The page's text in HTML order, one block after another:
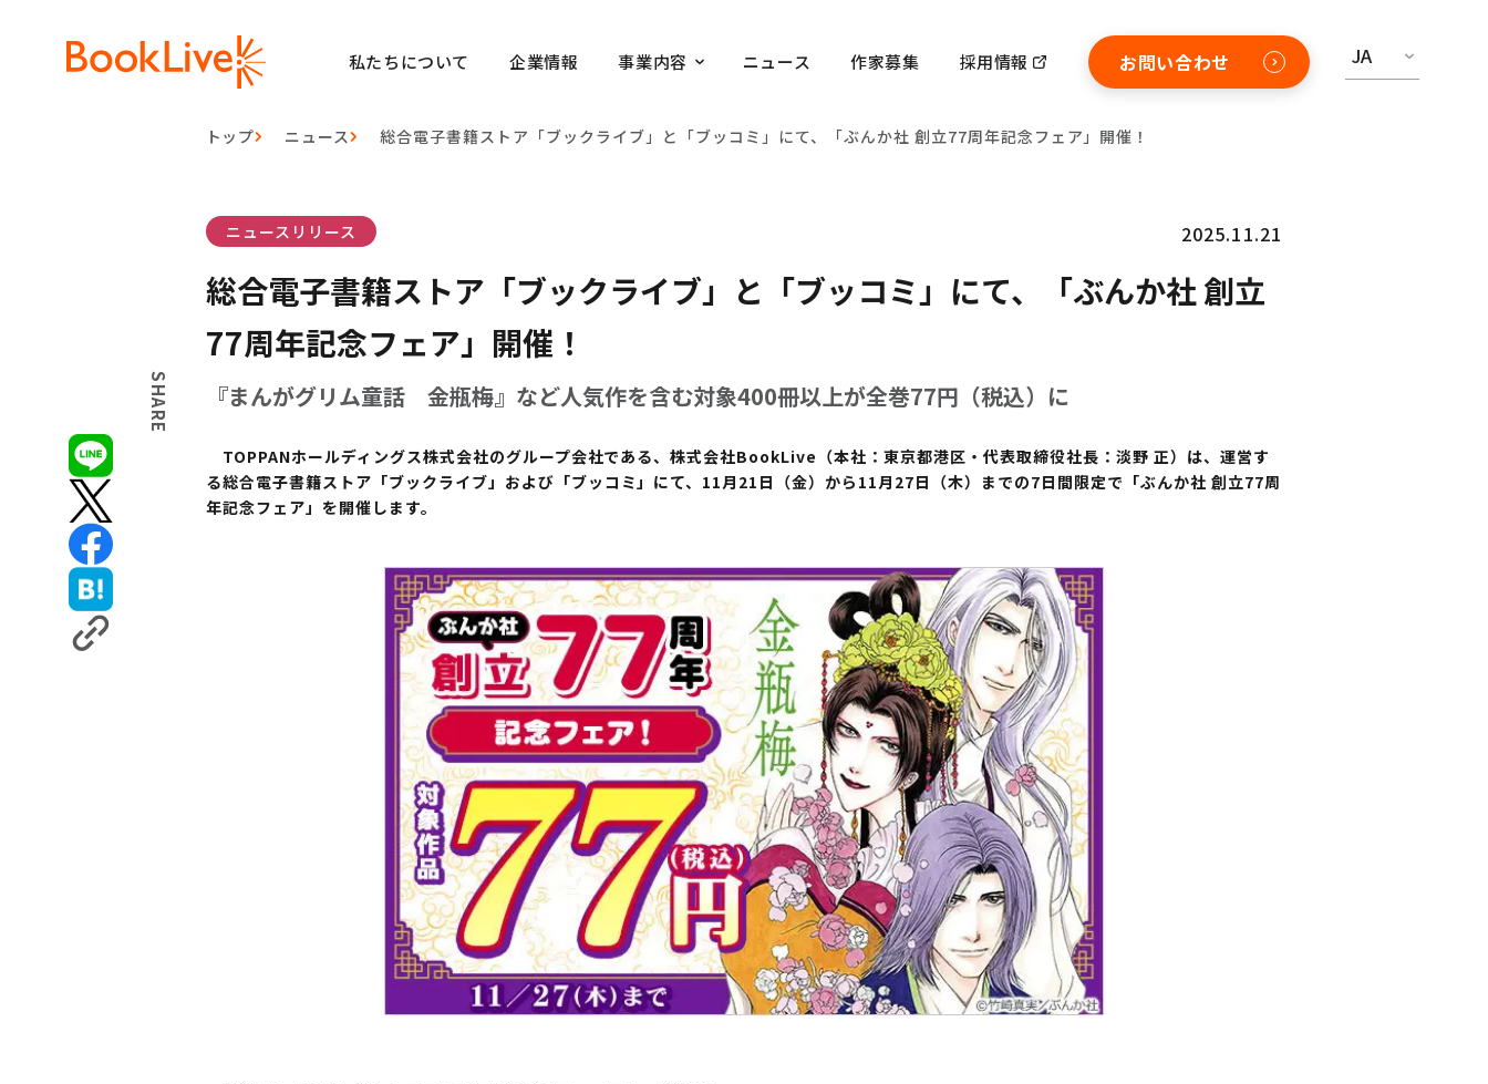
私たちについて 企業情報 事業内容 ニュース 作家募集 採用情報 お問い合わせ JA
トップ ニュース 総合電子書籍ストア「ブックライブ」と「ブッコミ」にて、「ぶんか社 創立77周年記念フェア」開催！
SHARE
ニュースリリース 2025.11.21
総合電子書籍ストア「ブックライブ」と「ブッコミ」にて、「ぶんか社 創立
77周年記念フェア」開催！
『まんがグリム童話 金瓶梅』など人気作を含む対象400冊以上が全巻77円（税込）に
TOPPANホールディングス株式会社のグループ会社である、株式会社BookLive（本社：東京都港区・代表取締役社長：淡野 正）は、運営す
る総合電子書籍ストア「ブックライブ」および「ブッコミ」にて、11月21日（金）から11月27日（木）までの7日間限定で「ぶんか社 創立77周
年記念フェア」を開催します。